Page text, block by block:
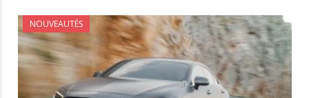
NOUVEAUTÉS